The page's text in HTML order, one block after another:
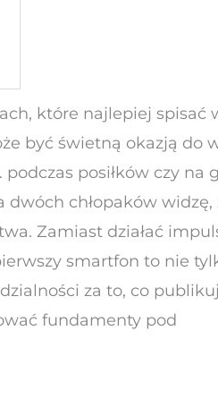
które najlepiej spisać
być świetną okazją do
posiłków czy na
chłopaków widzę,
Zamiast działać
smartfon to nie
za to, co
fundamenty pod